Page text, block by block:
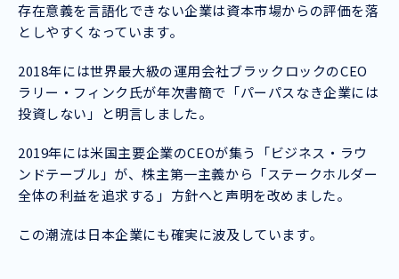
存在意義を言語化できない企業は資本市場からの評価を落
としやすくなっています。
2018年には世界最大級の運用会社ブラックロックのCEO
ラリー・フィンク氏が年次書簡で「パーパスなき企業には
投資しない」と明言しました。
2019年には米国主要企業のCEOが集う「ビジネス・ラウ
ンドテーブル」が、株主第一主義から「ステークホルダー
全体の利益を追求する」方針へと声明を改めました。
この潮流は日本企業にも確実に波及しています。